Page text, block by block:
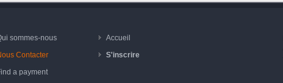
sommes-nous
Contacter
a payment
Accueil
S'inscrire